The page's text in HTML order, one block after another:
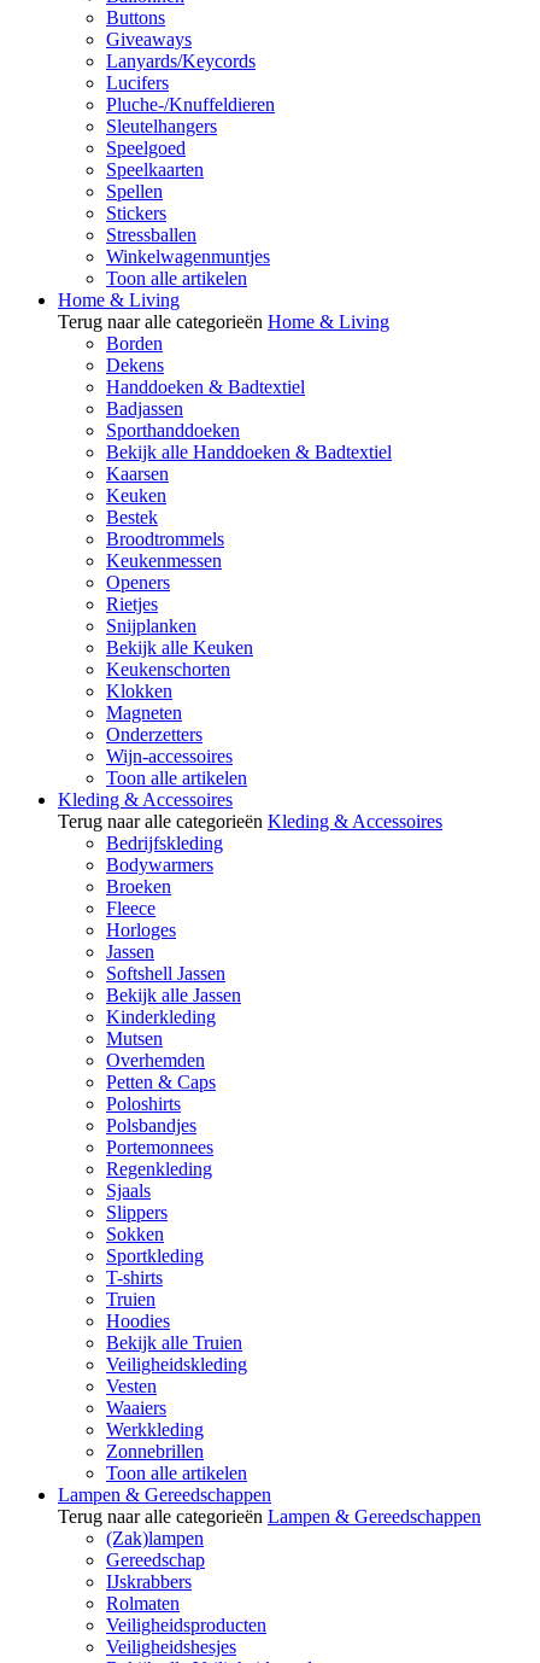
Buttons
Giveaways
Lanyards/Keycords
Lucifers
Pluche-/Knuffeldieren
Sleutelhangers
Speelgoed
Speelkaarten
Spellen
Stickers
Stressballen
Winkelwagenmuntjes
Toon alle artikelen
Home & Living
Terug naar alle categorieën Home & Living
Borden
Dekens
Handdoeken & Badtextiel
Badjassen
Sporthanddoeken
Bekijk alle Handdoeken & Badtextiel
Kaarsen
Keuken
Bestek
Broodtrommels
Keukenmessen
Openers
Rietjes
Snijplanken
Bekijk alle Keuken
Keukenschorten
Klokken
Magneten
Onderzetters
Wijn-accessoires
Toon alle artikelen
Kleding & Accessoires
Terug naar alle categorieën Kleding & Accessoires
Bedrijfskleding
Bodywarmers
Broeken
Fleece
Horloges
Jassen
Softshell Jassen
Bekijk alle Jassen
Kinderkleding
Mutsen
Overhemden
Petten & Caps
Poloshirts
Polsbandjes
Portemonnees
Regenkleding
Sjaals
Slippers
Sokken
Sportkleding
T-shirts
Truien
Hoodies
Bekijk alle Truien
Veiligheidskleding
Vesten
Waaiers
Werkkleding
Zonnebrillen
Toon alle artikelen
Lampen & Gereedschappen
Terug naar alle categorieën Lampen & Gereedschappen
(Zak)lampen
Gereedschap
IJskrabbers
Rolmaten
Veiligheidsproducten
Veiligheidshesjes